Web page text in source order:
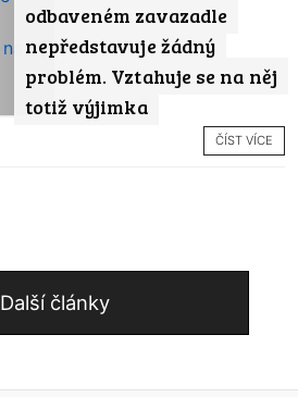
odbaveném zavazadle
nepředstavuje žádný
problém. Vztahuje se na něj
totiž výjimka
ČÍST VÍCE
Další články